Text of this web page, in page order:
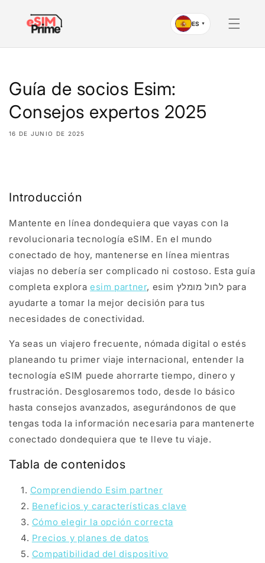
contenido
ES ▼
Guía de socios Esim:
Consejos expertos 2025
16 DE JUNIO DE 2025
Introducción
Mantente en línea dondequiera que vayas con la
revolucionaria tecnología eSIM. En el mundo
conectado de hoy, mantenerse en línea mientras
viajas no debería ser complicado ni costoso. Esta guía
completa exploraesim partner, esim לחול מומלץ para
ayudarte a tomar la mejor decisión para tus
necesidades de conectividad.
Ya seas un viajero frecuente, nómada digital o estés
planeando tu primer viaje internacional, entender la
tecnología eSIM puede ahorrarte tiempo, dinero y
frustración. Desglosaremos todo, desde lo básico
hasta consejos avanzados, asegurándonos de que
tengas toda la información necesaria para mantenerte
conectado dondequiera que te lleve tu viaje.
Tabla de contenidos
Comprendiendo Esim partner
Beneficios y características clave
Cómo elegir la opción correcta
Precios y planes de datos
Compatibilidad del dispositivo